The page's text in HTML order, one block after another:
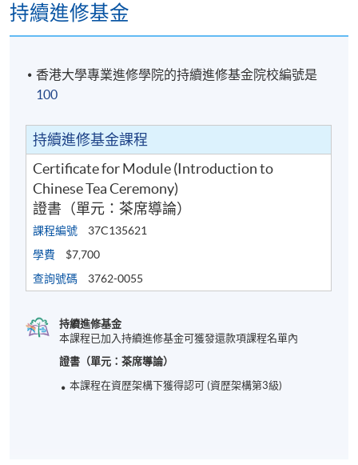
持續進修基金
香港大學專業進修學院的持續進修基金院校編號是
100
持續進修基金課程
Certificate for Module (Introduction to
Chinese Tea Ceremony)
證書（單元：茶席導論）
課程編號
37C135621
學費
$7,700
查詢號碼
3762-0055
持續進修基金
本課程已加入持續進修基金可獲發還款項課程名單內
證書（單元：茶席導論）
本課程在資歴架構下獲得認可 (資歴架構第3級)